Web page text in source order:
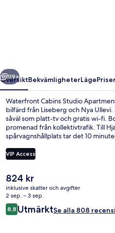
Nästa
119+
ÖversiktBekvämligheterLägePriser
Waterfront Cabins Studio
bilfärd från Liseberg och Nya
såväl som platt-tv och gratis wi-fi.
promenad från kollektivtrafik. Till
spårvagnshållplats tar det 10
VIP Access
Det
nuvarande
priset
är
824 kr
824 kr
inklusive skatter och avgifter
2 sep. – 3 sep.
Recensioner
8,88,8 av 10,
UtmärktSe alla 808